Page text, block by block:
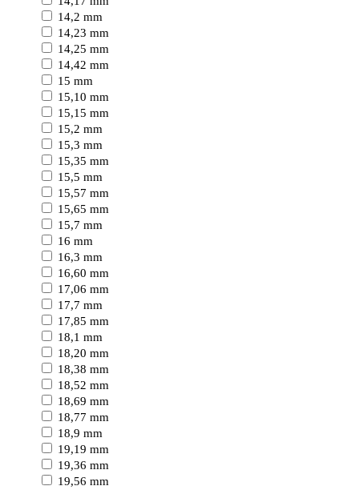
14,2 mm
14,23 mm
14,25 mm
14,42 mm
15 mm
15,10 mm
15,15 mm
15,2 mm
15,3 mm
15,35 mm
15,5 mm
15,57 mm
15,65 mm
15,7 mm
16 mm
16,3 mm
16,60 mm
17,06 mm
17,7 mm
17,85 mm
18,1 mm
18,20 mm
18,38 mm
18,52 mm
18,69 mm
18,77 mm
18,9 mm
19,19 mm
19,36 mm
19,56 mm